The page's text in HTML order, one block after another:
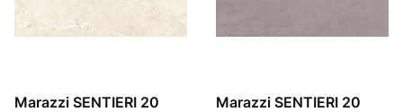
Marazzi SENTIERI 20
Marazzi SENTIERI 20